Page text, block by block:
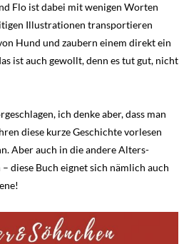
Flo ist dabei mit wenigen Worten
Illustrationen transportieren
Hund und zaubern einem direkt ein
ist auch gewollt, denn es tut gut, nicht
ich denke aber, dass man
diese kurze Geschichte vorlesen
Aber auch in die andere Alters-
diese Buch eignet sich nämlich auch